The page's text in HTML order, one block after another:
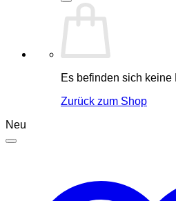
Es befinden sich keine
Zurück zum Shop
Neu